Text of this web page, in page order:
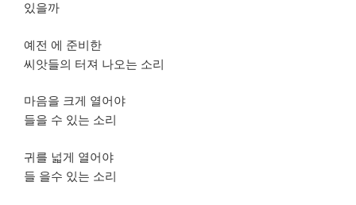
있을까
예전 에 준비한
씨앗들의 터져 나오는 소리
마음을 크게 열어야
들을 수 있는 소리
귀를 넓게 열어야
들 을수 있는 소리